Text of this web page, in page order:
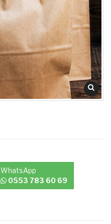
WhatsApp
0553 783 60 69